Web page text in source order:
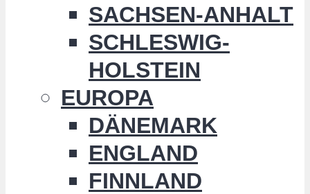
SACHSEN-ANHALT
SCHLESWIG-
HOLSTEIN
EUROPA
DÄNEMARK
ENGLAND
FINNLAND